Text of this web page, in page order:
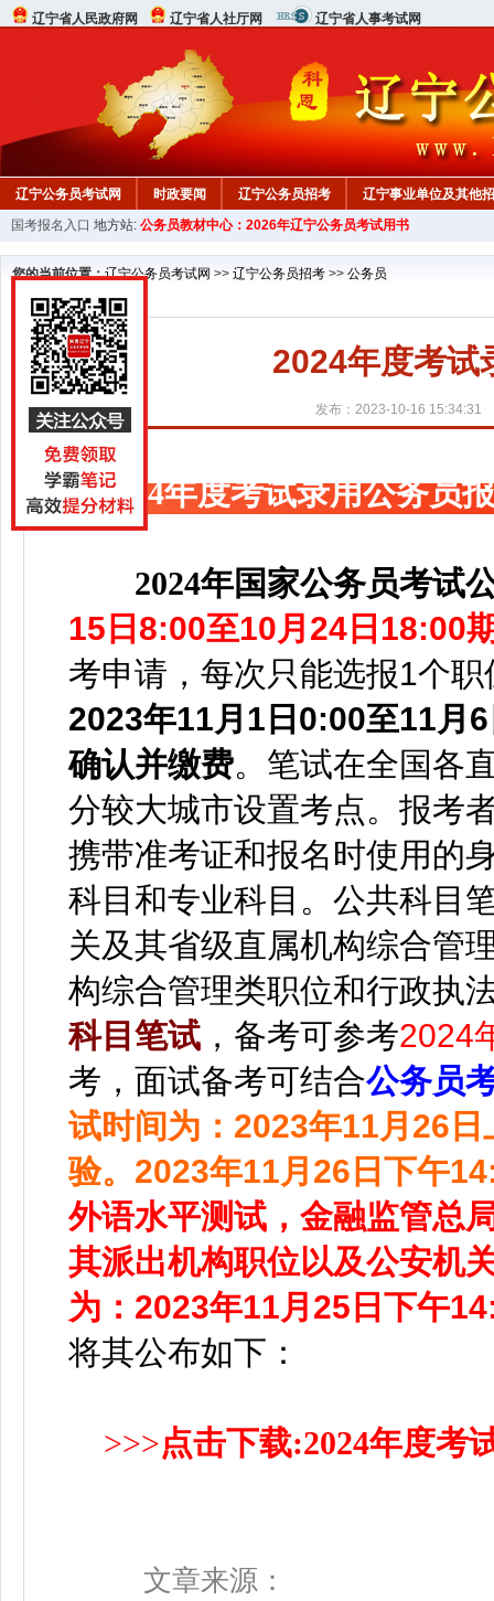
辽宁省人民政府网 辽宁省人社厅网 辽宁省人事考试网
辽宁公务员考试网 时政要闻 辽宁公务员招考 辽宁事业单位及其他
在线咨询 教材中心
国考报名入口 地方站: 公务员教材中心：2026年辽宁公务员考试用书
您的当前位置：辽宁公务员考试网 >> 辽宁公务员招考 >> 公务员
2024年度考试
发布：2023-10-16 15:34:31
2024年度考试录用公务员
2024年国家公务员考试
15日8:00至10月24日18:00
考申请，每次只能选报1个
2023年11月1日0:00至11月
确认并缴费。笔试在全国各
分较大城市设置考点。报考
携带准考证和报名时使用的
科目和专业科目。公共科目
关及其省级直属机构综合管
构综合管理类职位和行政执
科目笔试 ， 备考可参考2024
考 ， 面试备考可结合公务员
试时间为：2023年11月26
验。2023年11月26日下午
外语水平测试，金融监管总
其派出机构职位以及公安机
为：2023年11月25日下午
将其公布如下：
>>>点击下载:2024年度考
文章来源：